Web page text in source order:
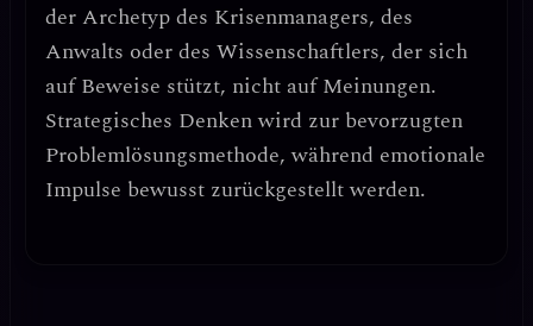
der Archetyp des Krisenmanagers, des
Anwalts oder des Wissenschaftlers, der sich
auf Beweise stützt, nicht auf Meinungen.
Strategisches Denken wird zur bevorzugten
Problemlösungsmethode, während emotionale
Impulse bewusst zurückgestellt werden.